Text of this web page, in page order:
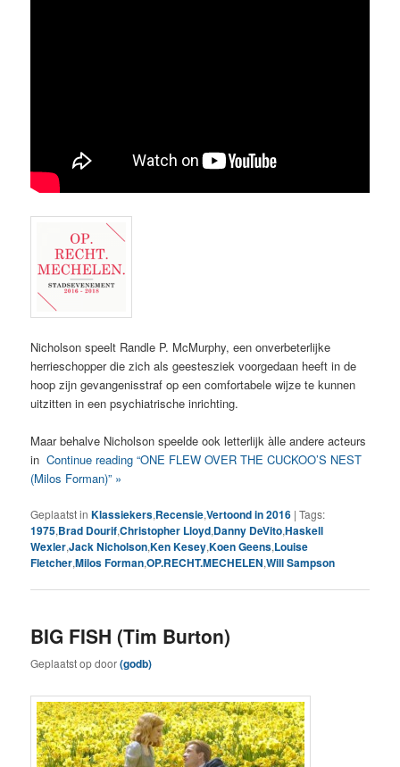
Nicholson speelt Randle P. McMurphy, een onverbeterlijke
herrieschopper die zich als geestesziek voorgedaan heeft in de
hoop zijn gevangenisstraf op een comfortabele wijze te kunnen
uitzitten in een psychiatrische inrichting.
Maar behalve Nicholson speelde ook letterlijk àlle andere acteurs
inContinue reading “ONE FLEW OVER THE CUCKOO’S NEST
(Milos Forman)” »
Geplaatst in Klassiekers,Recensie,Vertoond in 2016 |Tags:
1975,Brad Dourif,Christopher Lloyd,Danny DeVito,Haskell
Wexler,Jack Nicholson,Ken Kesey,Koen Geens,Louise
Fletcher,Milos Forman,OP.RECHT.MECHELEN,Will Sampson
BIG FISH (Tim Burton)
Geplaatst opdoor(godb)